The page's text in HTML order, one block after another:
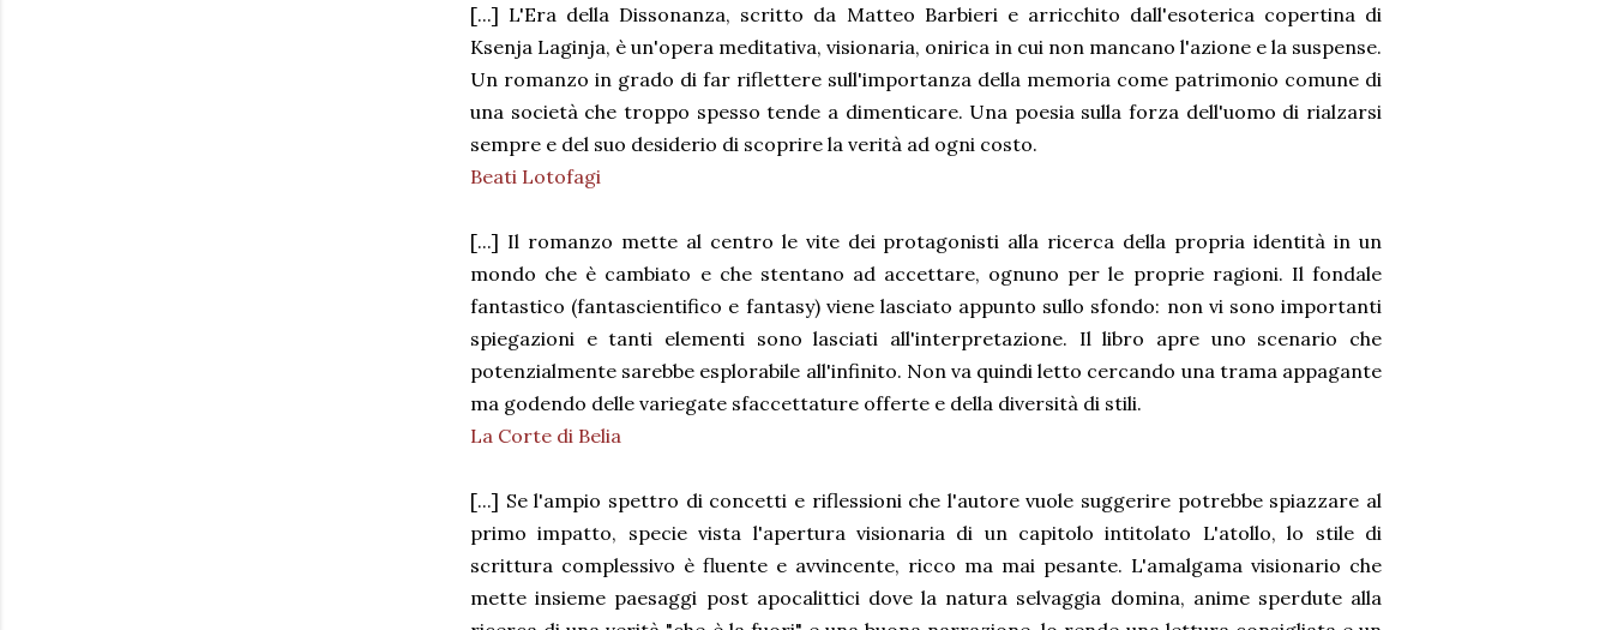
[...] L'Era della Dissonanza, scritto da Matteo Barbieri e arricchito dall'esoterica copertina di
Ksenja Laginja, è un'opera meditativa, visionaria, onirica in cui non mancano l'azione e la suspense.
Un romanzo in grado di far riflettere sull'importanza della memoria come patrimonio comune di
una società che troppo spesso tende a dimenticare. Una poesia sulla forza dell'uomo di rialzarsi
sempre e del suo desiderio di scoprire la verità ad ogni costo.
Beati Lotofagi
[...] Il romanzo mette al centro le vite dei protagonisti alla ricerca della propria identità in un
mondo che è cambiato e che stentano ad accettare, ognuno per le proprie ragioni. Il fondale
fantastico (fantascientifico e fantasy) viene lasciato appunto sullo sfondo: non vi sono importanti
spiegazioni e tanti elementi sono lasciati all'interpretazione. Il libro apre uno scenario che
potenzialmente sarebbe esplorabile all'infinito. Non va quindi letto cercando una trama appagante
ma godendo delle variegate sfaccettature offerte e della diversità di stili.
La Corte di Belia
[...] Se l'ampio spettro di concetti e riflessioni che l'autore vuole suggerire potrebbe spiazzare al
primo impatto, specie vista l'apertura visionaria di un capitolo intitolato L'atollo, lo stile di
scrittura complessivo è fluente e avvincente, ricco ma mai pesante. L'amalgama visionario che
mette insieme paesaggi post apocalittici dove la natura selvaggia domina, anime sperdute alla